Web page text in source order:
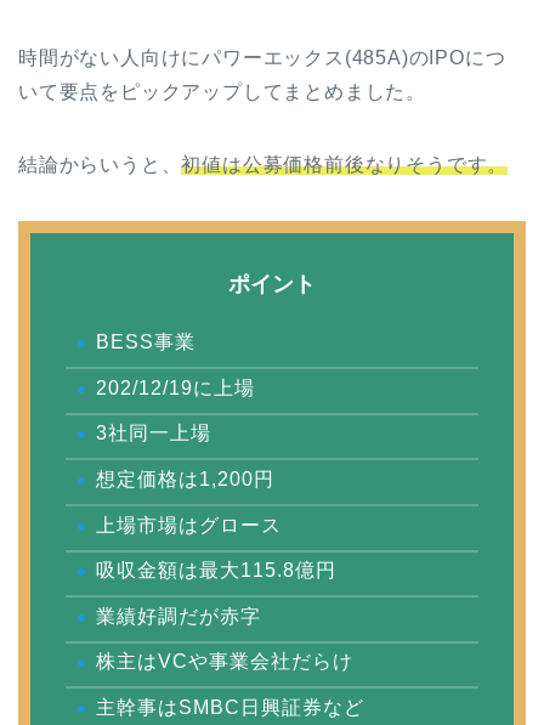
時間がない人向けにパワーエックス(485A)のIPOにつ
いて要点をピックアップしてまとめました。
結論からいうと、初値は公募価格前後なりそうです。
ポイント
BESS事業
202/12/19に上場
3社同一上場
想定価格は1,200円
上場市場はグロース
吸収金額は最大115.8億円
業績好調だが赤字
株主はVCや事業会社だらけ
主幹事はSMBC日興証券など